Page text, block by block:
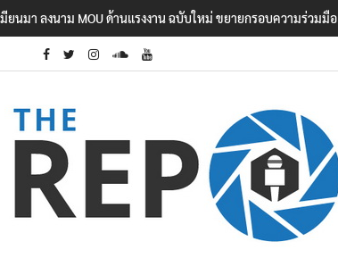
ตั้ง กก.สอบ ‘หน.อช.สิมิลัน’ ปมอนุญาต ‘อ.วีระ’ พักแรมฝ่าฝืนประ